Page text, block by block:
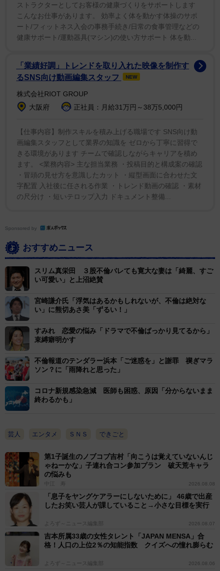
ストラクターとしてお客様の健康づくりをサポートします
こんなお仕事があります。 効率よく体を動かす体操のサポ
ート/フィットネス入会の事務手続き/日常の食事管理などの
健康サポート/運動器具(マシン)の使い方サポート 体を動...
「業績好調」トレンドを取り入れた映像を制作す
るSNS向け動画編集スタッフ
NEW
株式会社RIOT GROUP
大阪府
正社員：月給31万円～38万5,000円
【仕事内容】制作スキルを積み上げる職場です SNS向け動
画編集スタッフとして業界の知識を ゼロから丁寧に習得で
きる環境があります チームで確認しながらキャリアを積め
ます。 <業務内容> 主な担当業務 ・投稿目的と構成案の確認
・冒頭の見せ方を意識したカット ・縦型画面に合わせた文
字配置 入社後に任される作業 ・トレンド動画の確認 ・素材
の尺分け ・短いテロップ入力 ドキュメント整備...
Sponsored by
おすすめニュース
スリム真栄田 ３股不倫バレても寛大な妻は「綺麗、すご
い可愛い」と上沼絶賛
宮崎謙介氏「浮気はあるかもしれないが、不倫は絶対な
い」に熊切あさ美「ずるい！」
すみれ 恋愛の悩み「ドラマで不倫ばっかり見てるから」
束縛癖明かす
不倫報道のテンダラー浜本「ご迷惑を」と謝罪 禊ぎマラ
ソン？に「雨降れと思った」
コロナ新規感染急減 医師も困惑、原因「分からないまま
終わるかも」
芸人 エンタメ ＳＮＳ できごと
第1子誕生のノブコブ吉村「向こうは覚えていないんじ
ゃねーかな」子連れ合コン参加プラン 破天荒キャラ
の悩みも
中江 寿 2026.08.08
「息子をヤングケアラーにしないために」 46歳で出産
したお笑い芸人が課していること→小さな目標を実行
よろず～ニュース編集部 2026.08.07
吉本所属33歳の女性タレント「JAPAN MENSA」合
格！人口の上位2％の知能指数 クイズへの憧れ膨らむ
よろず～ニュース編集部 2026.08.06